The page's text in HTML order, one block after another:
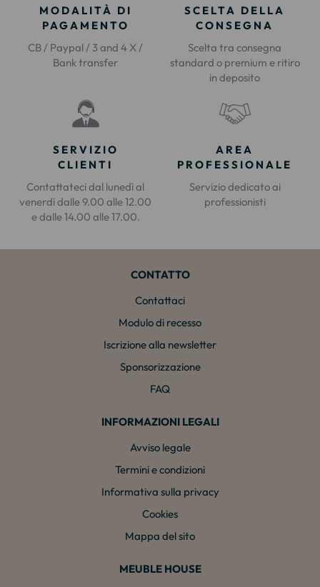
MODALITÀ DI
PAGAMENTO
CB / Paypal / 3 and 4 X /
Bank transfer
SCELTA DELLA
CONSEGNA
Scelta tra consegna
standard o premium e ritiro
in deposito
SERVIZIO
CLIENTI
Contattateci dal lunedì al
venerdì dalle 9.00 alle 12.00
e dalle 14.00 alle 17.00.
AREA
PROFESSIONALE
Servizio dedicato ai
professionisti
CONTATTO
Contattaci
Modulo di recesso
Iscrizione alla newsletter
Sponsorizzazione
FAQ
INFORMAZIONI LEGALI
Avviso legale
Termini e condizioni
Informativa sulla privacy
Cookies
Mappa del sito
MEUBLE HOUSE